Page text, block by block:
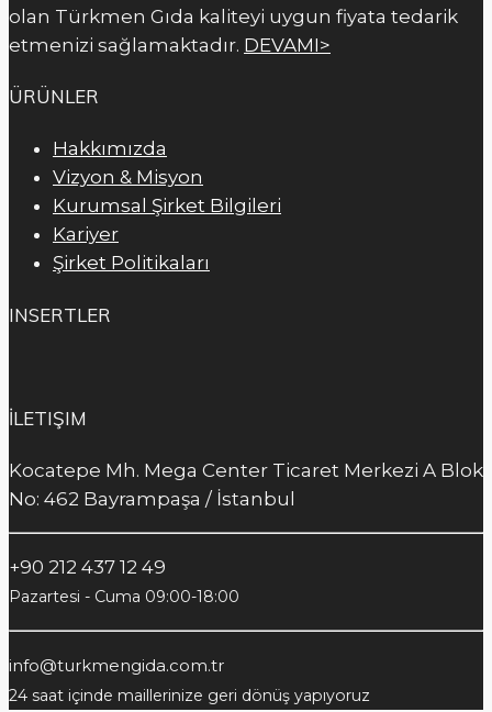
olan Türkmen Gıda kaliteyi uygun fiyata tedarik
etmenizi sağlamaktadır. DEVAMI>
ÜRÜNLER
Hakkımızda
Vizyon & Misyon
Kurumsal Şirket Bilgileri
Kariyer
Şirket Politikaları
INSERTLER
İLETIŞIM
Kocatepe Mh. Mega Center Ticaret Merkezi A Blok
No: 462 Bayrampaşa / İstanbul
+90 212 437 12 49
Pazartesi - Cuma 09:00-18:00
info@turkmengida.com.tr
24 saat içinde maillerinize geri dönüş yapıyoruz